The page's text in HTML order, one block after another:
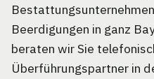
Beerdigungen in ganz
beraten wir Sie
Überführungspartner in